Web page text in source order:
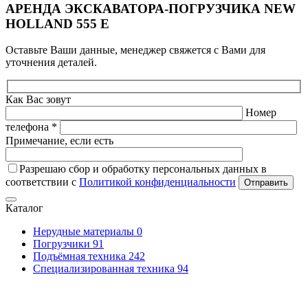
АРЕНДА ЭКСКАВАТОРА-ПОГРУЗЧИКА NEW
HOLLAND 555 E
Оставьте Ваши данные, менеджер свяжется с Вами для
уточнения деталей.
Как Вас зовут
Номер
телефона *
Примечание, если есть
Разрешаю сбор и обработку персональных данных в
соответствии с Политикой конфиденциальности Отправить
Каталог
Нерудные материалы 0
Погрузчики 91
Подъёмная техника 242
Специализированная техника 94